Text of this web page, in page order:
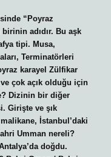
“Poyraz
adıdır. Bu aşk
tipi. Musa,
Terminatörleri
karayel Zülfikar
çok açık olduğu için
Dizinin bir diğer
Girişte ve şık
İstanbul’daki
Umman nereli?
doğdu.